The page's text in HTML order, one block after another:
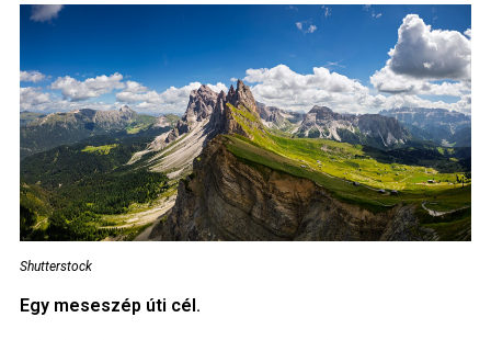
Shutterstock
Egy meseszép úti cél.